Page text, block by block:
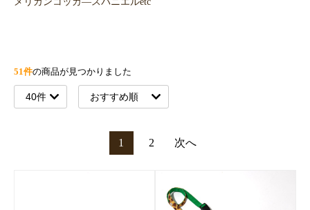
51件の商品が見つかりました
1 2 次へ